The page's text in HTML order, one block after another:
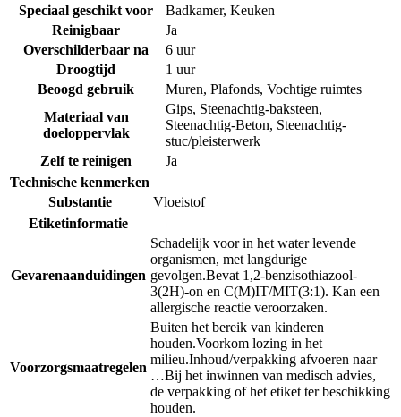
Speciaal geschikt voor
Badkamer, Keuken
Reinigbaar
Ja
Overschilderbaar na
6 uur
Droogtijd
1 uur
Beoogd gebruik
Muren, Plafonds, Vochtige ruimtes
Materiaal van
doeloppervlak
Gips, Steenachtig-baksteen,
Steenachtig-Beton, Steenachtig-
stuc/pleisterwerk
Zelf te reinigen
Ja
Technische kenmerken
Substantie
Vloeistof
Etiketinformatie
Gevarenaanduidingen
Schadelijk voor in het water levende
organismen, met langdurige
gevolgen.Bevat 1,2-benzisothiazool-
3(2H)-on en C(M)IT/MIT(3:1). Kan een
allergische reactie veroorzaken.
Voorzorgsmaatregelen
Buiten het bereik van kinderen
houden.Voorkom lozing in het
milieu.Inhoud/verpakking afvoeren naar
…Bij het inwinnen van medisch advies,
de verpakking of het etiket ter beschikking
houden.